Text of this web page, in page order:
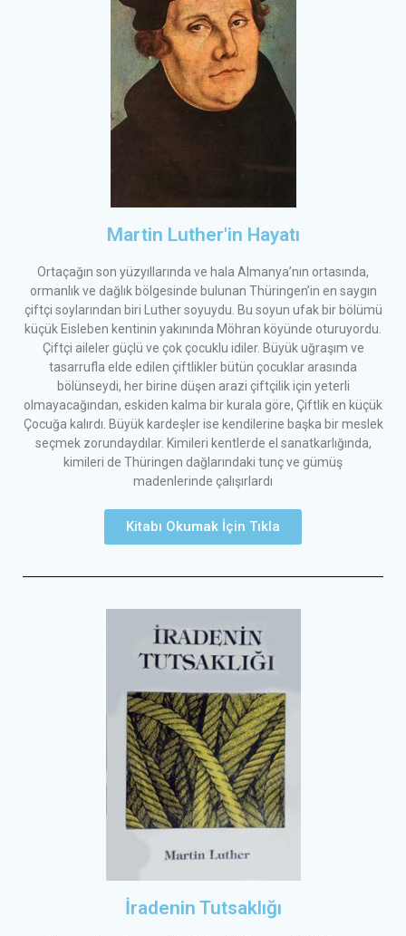
Martin Luther'in Hayatı
Ortaçağın son yüzyıllarında ve hala Almanya’nın ortasında,
ormanlık ve dağlık bölgesinde bulunan Thüringen’in en saygın
çiftçi soylarından biri Luther soyuydu. Bu soyun ufak bir bölümü
küçük Eisleben kentinin yakınında Möhran köyünde oturuyordu.
Çiftçi aileler güçlü ve çok çocuklu idiler. Büyük uğraşım ve
tasarrufla elde edilen çiftlikler bütün çocuklar arasında
bölünseydi, her birine düşen arazi çiftçilik için yeterli
olmayacağından, eskiden kalma bir kurala göre, Çiftlik en küçük
Çocuğa kalırdı. Büyük kardeşler ise kendilerine başka bir meslek
seçmek zorundaydılar. Kimileri kentlerde el sanatkarlığında,
kimileri de Thüringen dağlarındaki tunç ve gümüş
madenlerinde çalışırlardı
Kitabı Okumak İçin Tıkla
İradenin Tutsaklığı